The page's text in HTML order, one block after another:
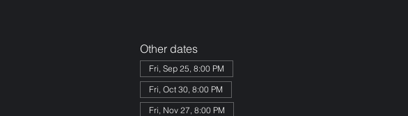
Other dates
Fri, Sep 25, 8:00 PM
Fri, Oct 30, 8:00 PM
Fri, Nov 27, 8:00 PM